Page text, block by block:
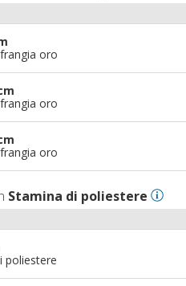
oro
oro
oro
Stamina di poliestere
poliestere